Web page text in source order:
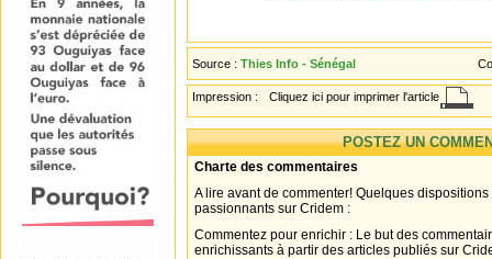
Source : Thies Info - Sénégal
Impression : Cliquez ici pour imprimer l'article
POSTEZ UN
Charte des commentaires
A lire avant de commenter! Quelques
passionnants sur Cridem :
Commentez pour enrichir : Le but des
enrichissants à partir des articles publiés sur